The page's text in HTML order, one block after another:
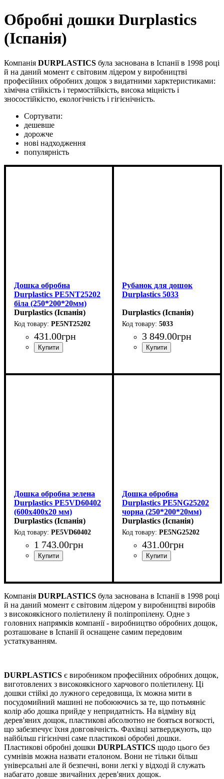
Обробні дошки Durplastics
(Іспанія)
Компанія DURPLASTICS була заснована в Іспанії в 1998 році
й на даний момент є світовим лідером у виробництві
професійних обробних дощок з видатними харктеристиками:
хімічна стійкість і термостійкість, висока міцність і
зносостійкістю, екологічність і гігієнічність.
Сортувати:
дешевше
дорожче
нові надходження
популярність
Дошка обробна
Durplastics PE5NT25202
біла (250*200*20мм)
Durplastics (Іспанія)
PE5NT25202
431.00грн
Рубанок для дошок
Durplastics 5033
Durplastics (Іспанія)
5033
3 849.00грн
Дошка обробна зелена
Durplastics PE5VD60402
(600х400х20 мм)
Durplastics (Іспанія)
PE5VD60402
1 743.00грн
Дошка обробна
Durplastics PE5NG25202
чорна (250*200*20мм)
Durplastics (Іспанія)
PE5NG25202
431.00грн
Компанія DURPLASTICS була заснована в Іспанії в 1998 році
й на даний момент є світовим лідером у виробництві виробів
з високоякісного поліетилену й поліпропілену. Одне з
головних напрямків компанії - виробництво обробних дощок,
розташоване в Іспанії й оснащене самим передовим
устаткуванням.
DURPLASTICS є виробником професійних обробних дощок,
виготовлених з високоякісного харчового поліетилену. Ці
дошки стійкі до лужного середовища, їх можна мити в
посудомийний машині не побоюючись за те, що потьмяніє
колір або дошка прийде у непридатність. На відміну від
дерев'яних дощок, пластикові абсолютно не бояться вогкості,
що забезпечує їхня довговічність. Фахівці затверджують, що
найбільш гігієнічні саме пластикові обробні дошки.
Пластикові обробні дошки DURPLASTICS щодо цього без
сумнівів можна назвати еталоном. Вони не тільки більш
універсальні але й безпечні, вони легкі у відході й служать
набагато довше звичайних дерев'яних дощок.